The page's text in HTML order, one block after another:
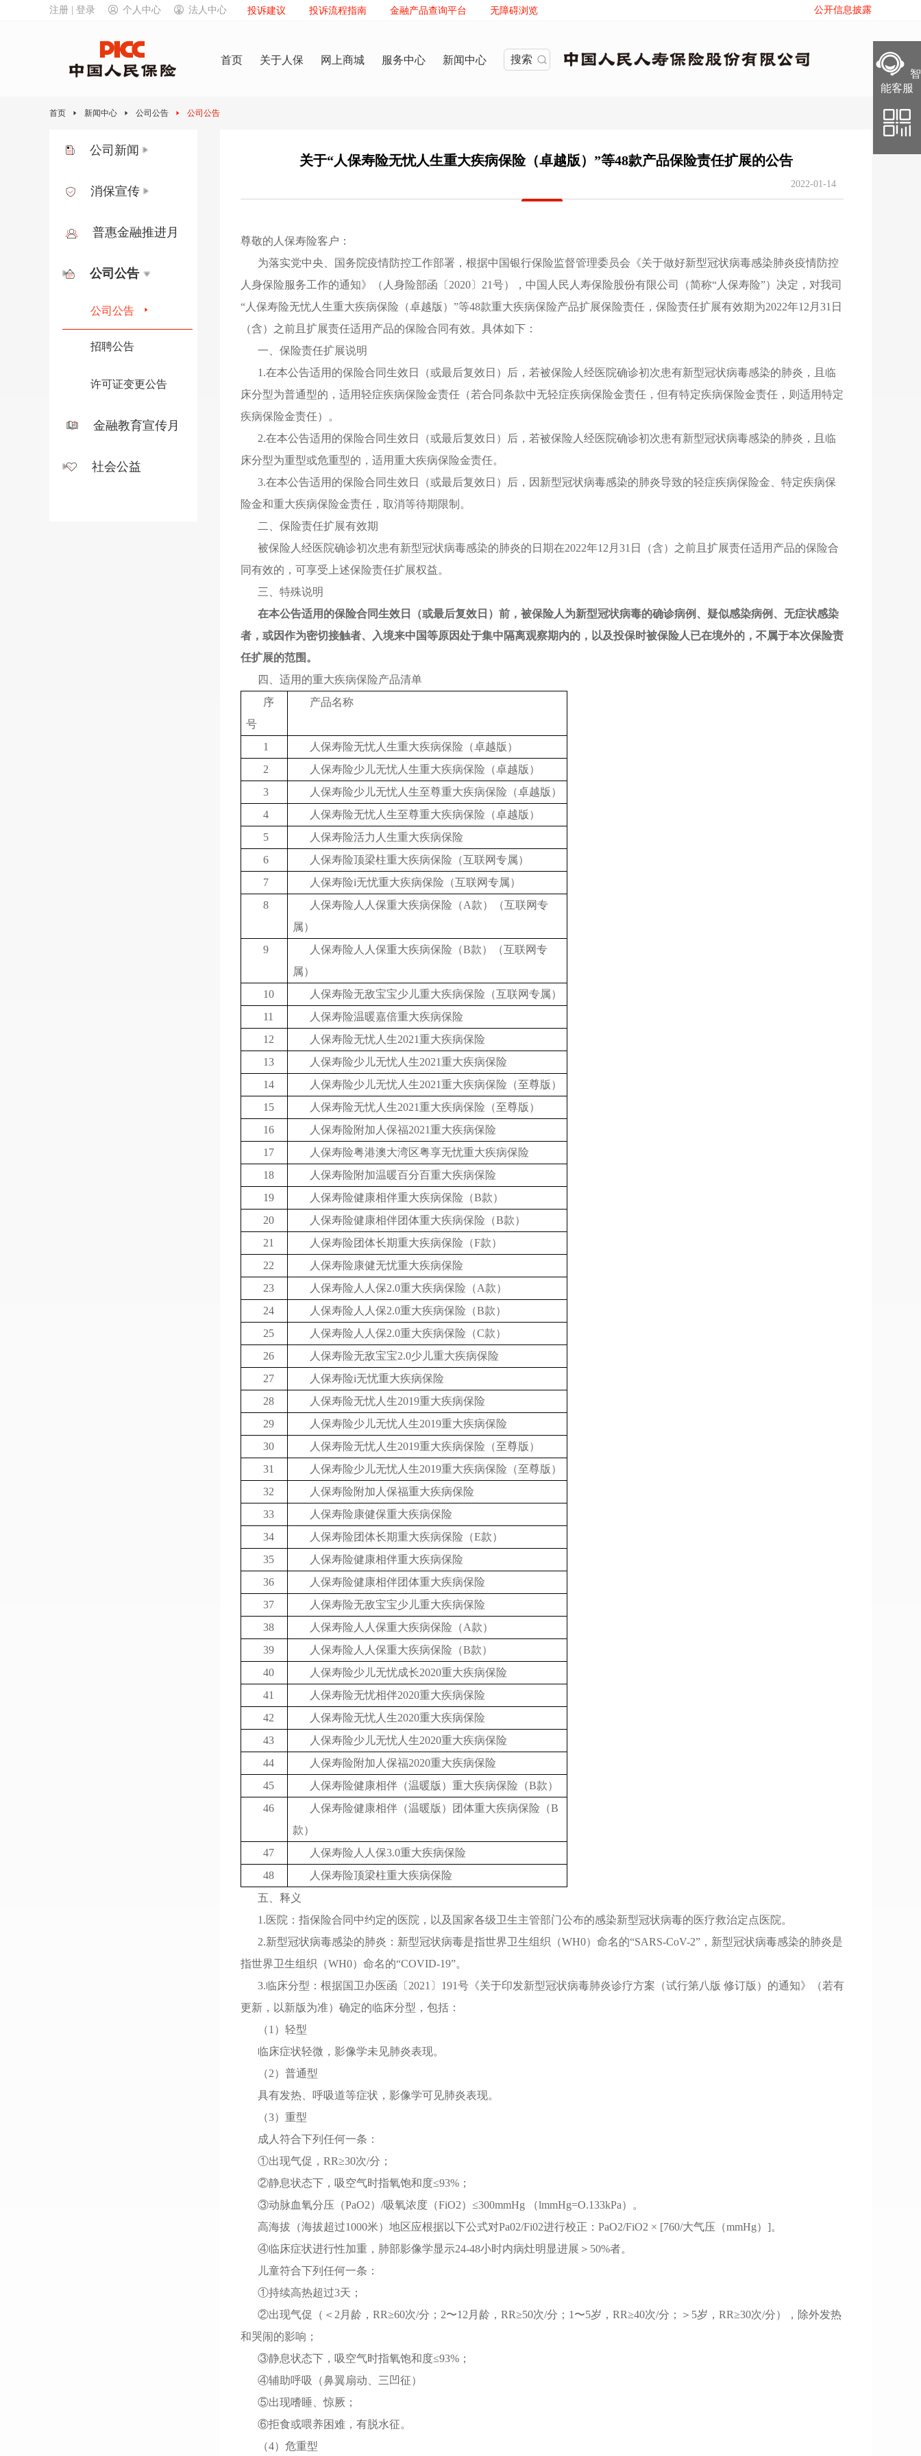
注册 | 登录 个人中心 法人中心 投诉建议 投诉流程指南 金融产品查询平台 无障碍浏览 公开信息披露
首页 关于人保 网上商城 服务中心 新闻中心 搜索
首页 新闻中心 公司公告 公司公告
公司新闻
消保宣传
普惠金融推进月
公司公告
公司公告
招聘公告
许可证变更公告
金融教育宣传月
社会公益
关于“人保寿险无忧人生重大疾病保险（卓越版）”等48款产品保险责任扩展的公告
2022-01-14
尊敬的人保寿险客户：
为落实党中央、国务院疫情防控工作部署 ， 根据中国银行保险监督管理委员会《关于做好新型冠状病毒感染肺炎疫情防控
人身保险服务工作的通知》（人身险部函〔2020〕21号）
， 中国人民人寿保险股份有限公司（简称“人保寿险”）决定 ， 对我司
“人保寿险无忧人生重大疾病保险（卓越版）”等48款重大疾病保险产品扩展保险责任 ， 保险责任扩展有效期为2022年12月31日
（含）之前且扩展责任适用产品的保险合同有效。 具体如下：
一、保险责任扩展说明
1.在本公告适用的保险合同生效日（或最后复效日）后 ， 若被保险人经医院确诊初次患有新型冠状病毒感染的肺炎 ，
且临
床分型为普通型的 ， 适用轻症疾病保险金责任（若合同条款中无轻症疾病保险金责任 ， 但有特定疾病保险金责任 ， 则适用特定
疾病保险金责任）
。
2.在本公告适用的保险合同生效日（或最后复效日）后 ， 若被保险人经医院确诊初次患有新型冠状病毒感染的肺炎 ，
且临
床分型为重型或危重型的 ， 适用重大疾病保险金责任。
3.在本公告适用的保险合同生效日（或最后复效日）后 ， 因新型冠状病毒感染的肺炎导致的轻症疾病保险金、特定疾病保
险金和重大疾病保险金责任 ， 取消等待期限制 。
二、保险责任扩展有效期
被保险人经医院确诊初次患有新型冠状病毒感染的肺炎的日期在2022年12月31日（含）之前且扩展责任适用产品的保险合
同有效的 ， 可享受上述保险责任扩展权益。
三、特殊说明
在本公告适用的保险合同生效日（或最后复效日）前 ， 被保险人为新型冠状病毒的确诊病例、疑似感染病例、无症状感染
者 ， 或因作为密切接触者、入境来中国等原因处于集中隔离观察期内的 ， 以及投保时被保险人已在境外的 ， 不属于本次保险责
任扩展的范围 。
四、适用的重大疾病保险产品清单
序
号
产品名称
1
人保寿险无忧人生重大疾病保险（卓越版）
2
人保寿险少儿无忧人生重大疾病保险（卓越版）
3
人保寿险少儿无忧人生至尊重大疾病保险（卓越版）
4
人保寿险无忧人生至尊重大疾病保险（卓越版）
5
人保寿险活力人生重大疾病保险
6
人保寿险顶梁柱重大疾病保险（互联网专属）
7
人保寿险i无忧重大疾病保险（互联网专属）
8
人保寿险人人保重大疾病保险（A款）（互联网专
属）
9
人保寿险人人保重大疾病保险（B款）（互联网专
属）
10
人保寿险无敌宝宝少儿重大疾病保险（互联网专属）
11
人保寿险温暖嘉倍重大疾病保险
12
人保寿险无忧人生2021重大疾病保险
13
人保寿险少儿无忧人生2021重大疾病保险
14
人保寿险少儿无忧人生2021重大疾病保险（至尊版）
15
人保寿险无忧人生2021重大疾病保险（至尊版）
16
人保寿险附加人保福2021重大疾病保险
17
人保寿险粤港澳大湾区粤享无忧重大疾病保险
18
人保寿险附加温暖百分百重大疾病保险
19
人保寿险健康相伴重大疾病保险（B款）
20
人保寿险健康相伴团体重大疾病保险（B款）
21
人保寿险团体长期重大疾病保险（F款）
22
人保寿险康健无忧重大疾病保险
23
人保寿险人人保2.0重大疾病保险（A款）
24
人保寿险人人保2.0重大疾病保险（B款）
25
人保寿险人人保2.0重大疾病保险（C款）
26
人保寿险无敌宝宝2.0少儿重大疾病保险
27
人保寿险i无忧重大疾病保险
28
人保寿险无忧人生2019重大疾病保险
29
人保寿险少儿无忧人生2019重大疾病保险
30
人保寿险无忧人生2019重大疾病保险（至尊版）
31
人保寿险少儿无忧人生2019重大疾病保险（至尊版）
32
人保寿险附加人保福重大疾病保险
33
人保寿险康健保重大疾病保险
34
人保寿险团体长期重大疾病保险（E款）
35
人保寿险健康相伴重大疾病保险
36
人保寿险健康相伴团体重大疾病保险
37
人保寿险无敌宝宝少儿重大疾病保险
38
人保寿险人人保重大疾病保险（A款）
39
人保寿险人人保重大疾病保险（B款）
40
人保寿险少儿无忧成长2020重大疾病保险
41
人保寿险无忧相伴2020重大疾病保险
42
人保寿险无忧人生2020重大疾病保险
43
人保寿险少儿无忧人生2020重大疾病保险
44
人保寿险附加人保福2020重大疾病保险
45
人保寿险健康相伴（温暖版）重大疾病保险（B款）
46
人保寿险健康相伴（温暖版）团体重大疾病保险（B
款）
47
人保寿险人人保3.0重大疾病保险
48
人保寿险顶梁柱重大疾病保险
五、释义
1.医院：指保险合同中约定的医院 ， 以及国家各级卫生主管部门公布的感染新型冠状病毒的医疗救治定点医院。
2.新型冠状病毒感染的肺炎：新型冠状病毒是指世界卫生组织（WH0）命名的“SARS-CoV-2” ， 新型冠状病毒感染的肺炎是
指世界卫生组织（WH0）命名的“COVID-19”。
3.临床分型：根据国卫办医函〔2021〕191号《关于印发新型冠状病毒肺炎诊疗方案（试行第八版 修订版）的通知》（若有
更新 ， 以新版为准）确定的临床分型 ， 包括：
（1）轻型
临床症状轻微 ， 影像学未见肺炎表现。
（2）普通型
具有发热、呼吸道等症状 ， 影像学可见肺炎表现。
（3）重型
成人符合下列任何一条：
①出现气促 ， RR≥30次/分 ；
②静息状态下 ， 吸空气时指氧饱和度≤93% ；
③动脉血氧分压（PaO2）/吸氧浓度（FiO2）≤300mmHg （lmmHg=O.133kPa）
。
高海拔（海拔超过1000米）地区应根据以下公式对Pa02/Fi02进行校正：PaO2/FiO2 × [760/大气压（mmHg）]。
④临床症状进行性加重 ， 肺部影像学显示24-48小时内病灶明显进展＞50%者。
儿童符合下列任何一条：
①持续高热超过3天 ；
②出现气促（＜2月龄 ， RR≥60次/分 ； 2〜12月龄 ， RR≥50次/分 ； 1〜5岁 ， RR≥40次/分 ； ＞5岁 ， RR≥30次/分） ， 除外发热
和哭闹的影响 ；
③静息状态下 ， 吸空气时指氧饱和度≤93% ；
④辅助呼吸（鼻翼扇动、三凹征）
⑤出现嗜睡、惊厥 ；
⑥拒食或喂养困难 ， 有脱水征。
（4）危重型
智
能客服
智
能客服